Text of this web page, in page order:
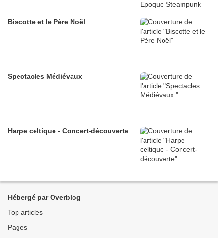
Biscotte et le Père Noël
Spectacles Médiévaux
Harpe celtique - Concert-découverte
Hébergé par Overblog
Top articles
Pages